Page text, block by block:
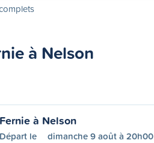
à Nelson
Fernie à Nelson
Départ le dimanche 9 août à 20h00